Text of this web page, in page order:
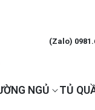
(Zalo)
NGỦ TỦ